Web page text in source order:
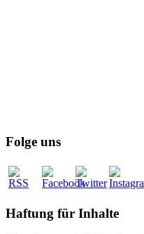
Folge uns
Haftung für Inhalte